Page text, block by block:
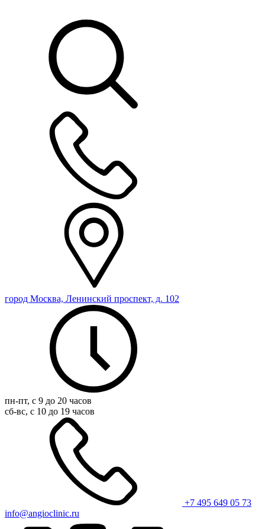
город Москва, Ленинский проспект, д. 102
пн-пт, с 9 до 20 часов
сб-вс, с 10 до 19 часов
+7 495 649 05 73
info@angioclinic.ru